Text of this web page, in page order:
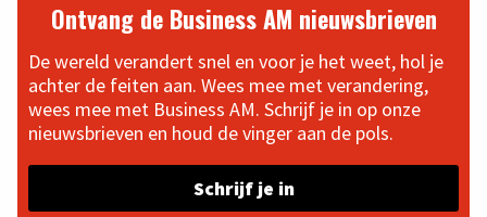
Ontvang de Business AM nieuwsbrieven
De wereld verandert snel en voor je het weet, hol je
achter de feiten aan. Wees mee met verandering,
wees mee met Business AM. Schrijf je in op onze
nieuwsbrieven en houd de vinger aan de pols.
Schrijf je in